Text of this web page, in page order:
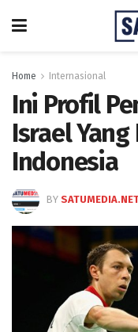
Home Internasional
Ini Profil
Israel
Indonesia
BY